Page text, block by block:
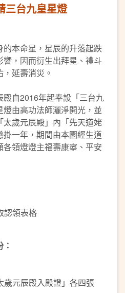
三台九皇星燈
本命星，星辰的升落起跌
，因而衍生出拜星、禮斗
延壽消災。
自2016年起奉設「三台九
由高功法師灑淨開光，並
歲元辰殿」內「先天道姥
一年，期間由本園經生道
領燈燈主福壽康寧、平安
認領表格
歲元辰殿入殿證」各四張